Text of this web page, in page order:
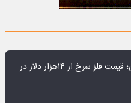
تداوم صعود مس در بازارهای جهانی؛ قیمت فلز سرخ از ۱۴هزار دلار در